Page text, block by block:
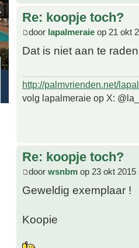
Re: koopje toch?
door lapalmeraie op 21 okt
Dat is niet aan te
http://palmvrienden.net/
volg lapalmeraie op X:
Re: koopje toch?
door wsnbm op 23 okt 2015
Geweldig exemplaar !
Koopie